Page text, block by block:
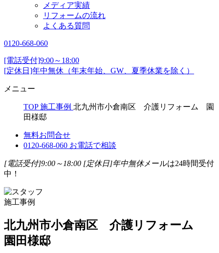
メディア実績
リフォームの流れ
よくある質問
0120-668-060
[電話受付]9:00～18:00
[定休日]年中無休（年末年始、GW、夏季休業を除く）
メニュー
TOP 施工事例 北九州市小倉南区 介護リフォーム 園
田様邸
無料お問合せ
0120-668-060 お電話で相談
[電話受付]9:00～18:00 [定休日]年中無休メールは24時間受付
中！
施工事例
北九州市小倉南区 介護リフォーム
園田様邸